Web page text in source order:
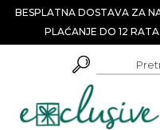
BESPLATNA DOSTAVA ZA
PLAĆANJE DO 12